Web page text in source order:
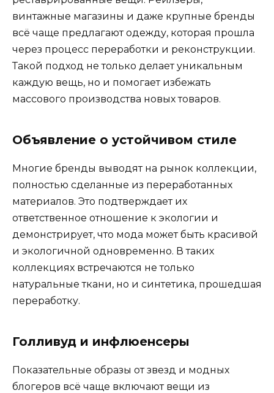
винтажные магазины и даже крупные бренды
всё чаще предлагают одежду, которая прошла
через процесс переработки и реконструкции.
Такой подход не только делает уникальным
каждую вещь, но и помогает избежать
массового производства новых товаров.
Объявление о устойчивом стиле
Многие бренды выводят на рынок коллекции,
полностью сделанные из переработанных
материалов. Это подтверждает их
ответственное отношение к экологии и
демонстрирует, что мода может быть красивой
и экологичной одновременно. В таких
коллекциях встречаются не только
натуральные ткани, но и синтетика, прошедшая
переработку.
Голливуд и инфлюенсеры
Показательные образы от звезд и модных
блогеров всё чаще включают вещи из